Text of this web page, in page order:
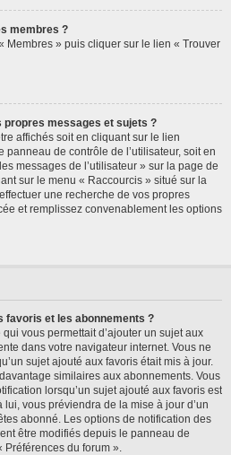
membres ?
Membres » puis cliquer sur le lien « Trouver
messages et sujets ?
affichés soit en cliquant sur le lien
panneau de contrôle de l’utilisateur, soit en
messages de l’utilisateur » sur la page de
sur le menu « Raccourcis » situé sur la
une recherche de vos propres
et remplissez convenablement les options
favoris et les abonnements ?
vous permettait d’ajouter un sujet aux
dans votre navigateur internet. Vous ne
sujet ajouté aux favoris était mis à jour.
similaires aux abonnements. Vous
lorsqu’un sujet ajouté aux favoris est
lui, vous préviendra de la mise à jour d’un
abonné. Les options de notification des
être modifiés depuis le panneau de
du forum ».